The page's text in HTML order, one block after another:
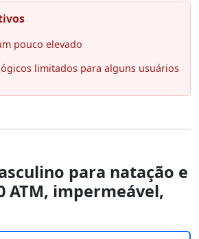
pouco elevado
limitados para alguns usuários
para natação e
ATM, impermeável,